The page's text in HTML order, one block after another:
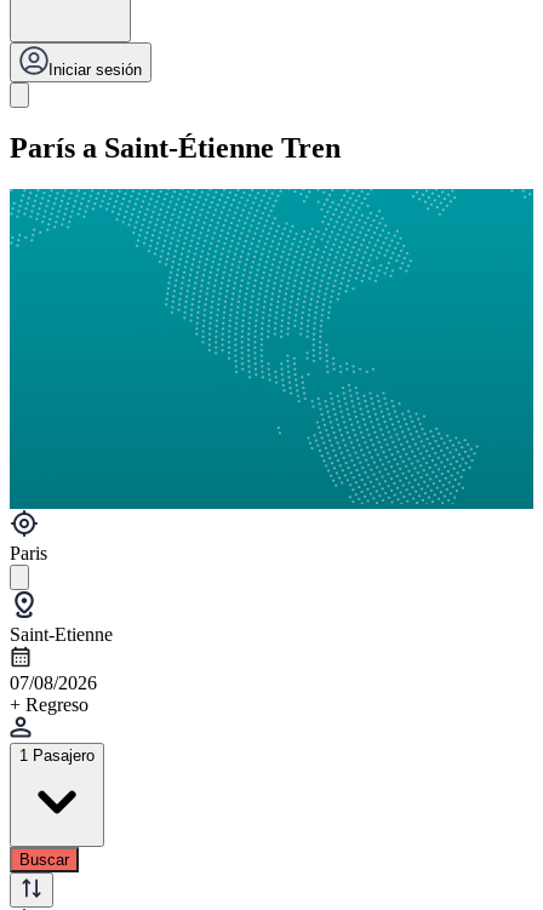
Iniciar sesión
París a Saint-Étienne Tren
Paris
Saint-Etienne
07/08/2026
+ Regreso
1 Pasajero
Buscar